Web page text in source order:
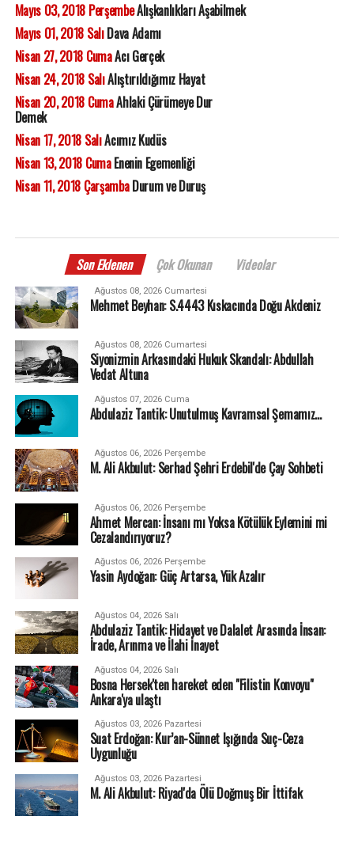
Mayıs 03, 2018 PerşembeAlışkanlıkları Aşabilmek
Mayıs 01, 2018 SalıDava Adamı
Nisan 27, 2018 CumaAcı Gerçek
Nisan 24, 2018 SalıAlıştırıldığımız Hayat
Nisan 20, 2018 CumaAhlaki Çürümeye Dur
Demek
Nisan 17, 2018 SalıAcımız Kudüs
Nisan 13, 2018 CumaEnenin Egemenliği
Nisan 11, 2018 ÇarşambaDurum ve Duruş
Son Eklenen Çok Okunan Videolar
Ağustos 08, 2026 Cumartesi
Mehmet Beyhan: S.4443 Kıskacında Doğu Akdeniz
Ağustos 08, 2026 Cumartesi
Siyonizmin Arkasındaki Hukuk Skandalı: Abdullah
Vedat Altuna
Ağustos 07, 2026 Cuma
Abdulaziz Tantik: Unutulmuş Kavramsal Şemamız…
Ağustos 06, 2026 Perşembe
M. Ali Akbulut: Serhad Şehri Erdebil'de Çay Sohbeti
Ağustos 06, 2026 Perşembe
Ahmet Mercan: İnsanı mı Yoksa Kötülük Eylemini mi
Cezalandırıyoruz?
Ağustos 06, 2026 Perşembe
Yasin Aydoğan: Güç Artarsa, Yük Azalır
Ağustos 04, 2026 Salı
Abdulaziz Tantik: Hidayet ve Dalalet Arasında İnsan:
İrade, Arınma ve İlahi İnayet
Ağustos 04, 2026 Salı
Bosna Hersek'ten hareket eden "Filistin Konvoyu"
Ankara'ya ulaştı
Ağustos 03, 2026 Pazartesi
Suat Erdoğan: Kur’an-Sünnet Işığında Suç-Ceza
Uygunluğu
Ağustos 03, 2026 Pazartesi
M. Ali Akbulut: Riyad'da Ölü Doğmuş Bir İttifak